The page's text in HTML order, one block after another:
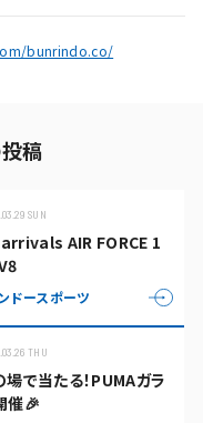
bunrindo.co/
稿
SUN
AIR FORCE 1
ドースポーツ
THU
場で当たる！PUMAガラ
催🎉